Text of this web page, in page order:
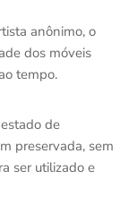
anônimo, o
dos móveis
tempo.
de
preservada, sem
ser utilizado e